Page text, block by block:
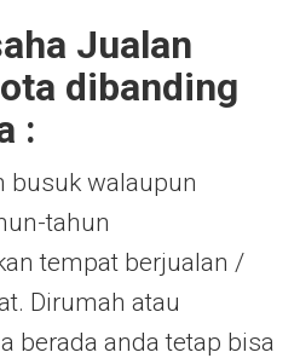
Jualan
dibanding
:
busuk walaupun
tahun
tempat berjualan /
Dirumah atau
berada anda tetap bisa